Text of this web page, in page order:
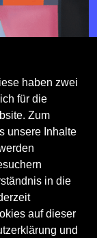
haben zwei
für die
Zum
unsere Inhalte
in die
auf dieser
und